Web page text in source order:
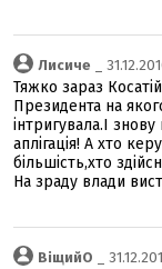
Лисиче _
Тяжко зараз
Президента на
інтригувала.І
аплігація! А хто
більшість,хто
На зраду влади
ВіщийО _